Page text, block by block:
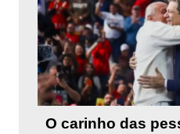
O carinho das